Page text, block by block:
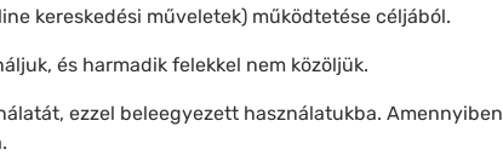
kereskedési műveletek) működtetése céljából.
és harmadik felekkel nem közöljük.
ezzel beleegyezett használatukba. Amennyiben